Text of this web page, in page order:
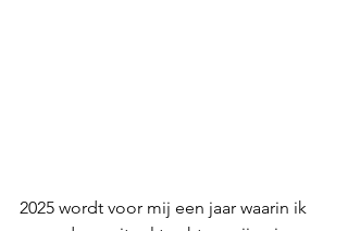
2025 wordt voor mij een jaar waarin ik